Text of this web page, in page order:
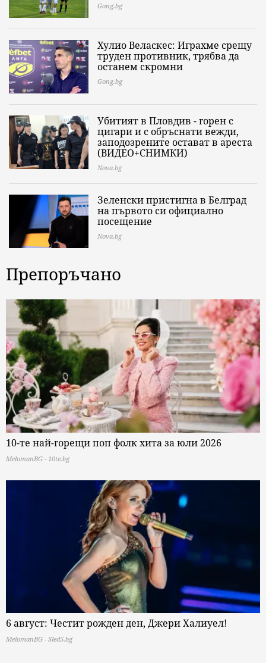
Gong.bg
Хулио Веласкес: Играхме срещу
труден противник, трябва да
останем скромни
Gong.bg
Убитият в Пловдив - горен с
цигари и с обръснати вежди,
заподозрените остават в ареста
(ВИДЕО+СНИМКИ)
Nova.bg
Зеленски пристигна в Белград
на първото си официално
посещение
Nova.bg
Препоръчано
10-те най-горещи поп фолк хита за юли 2026
MelomanBG - 10te.bg
6 август: Честит рожден ден, Джери Халиуел!
MelomanBG - Sled5.bg